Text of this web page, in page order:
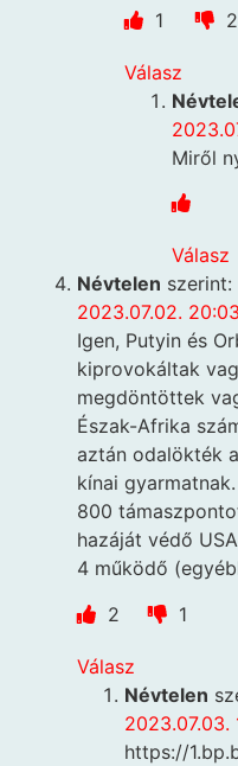
1 2
Válasz
Miről
Válasz
Névtelen szerint:
2023.07.02. 20:03
Igen, Putyin és
kiprovokáltak
megdöntöttek
Észak-Afrika
aztán odalökték
kínai
800
hazáját védő USA
4 működő
2
1
Válasz
Névtelen
2023.07.03.
https://